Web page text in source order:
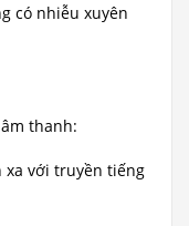
có nhiễu xuyên
thanh:
xa với truyền tiếng